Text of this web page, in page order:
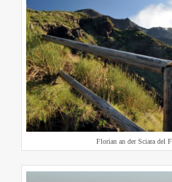
Florian an der Sciara del